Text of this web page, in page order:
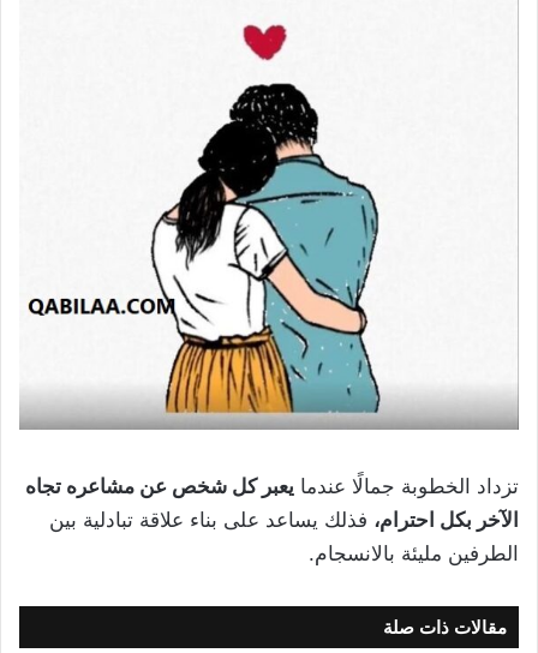
تزداد الخطوبة جمالًا عندما يعبر كل شخص عن مشاعره تجاه
الآخر بكل احترام، فذلك يساعد على بناء علاقة تبادلية بين
الطرفين مليئة بالانسجام.
مقالات ذات صلة